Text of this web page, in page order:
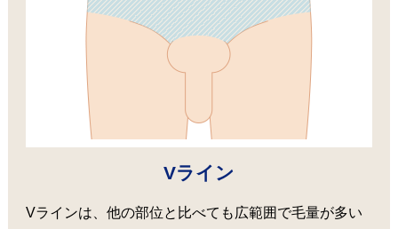
Vライン
Vラインは、他の部位と比べても広範囲で毛量が多い